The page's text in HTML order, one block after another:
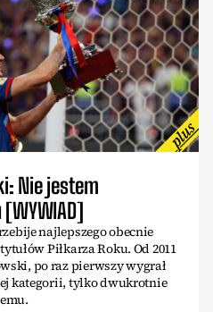
Nie jestem
najlepszego obecnie
Piłkarza Roku. Od 2011
po raz pierwszy wygrał
kategorii, tylko dwukrotnie